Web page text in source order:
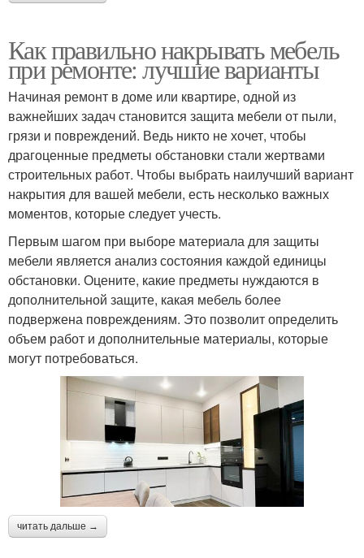
Как правильно накрывать мебель
при ремонте: лучшие варианты
Начиная ремонт в доме или квартире, одной из
важнейших задач становится защита мебели от пыли,
грязи и повреждений. Ведь никто не хочет, чтобы
драгоценные предметы обстановки стали жертвами
строительных работ. Чтобы выбрать наилучший вариант
накрытия для вашей мебели, есть несколько важных
моментов, которые следует учесть.
Первым шагом при выборе материала для защиты
мебели является анализ состояния каждой единицы
обстановки. Оцените, какие предметы нуждаются в
дополнительной защите, какая мебель более
подвержена повреждениям. Это позволит определить
объем работ и дополнительные материалы, которые
могут потребоваться.
читать дальше →